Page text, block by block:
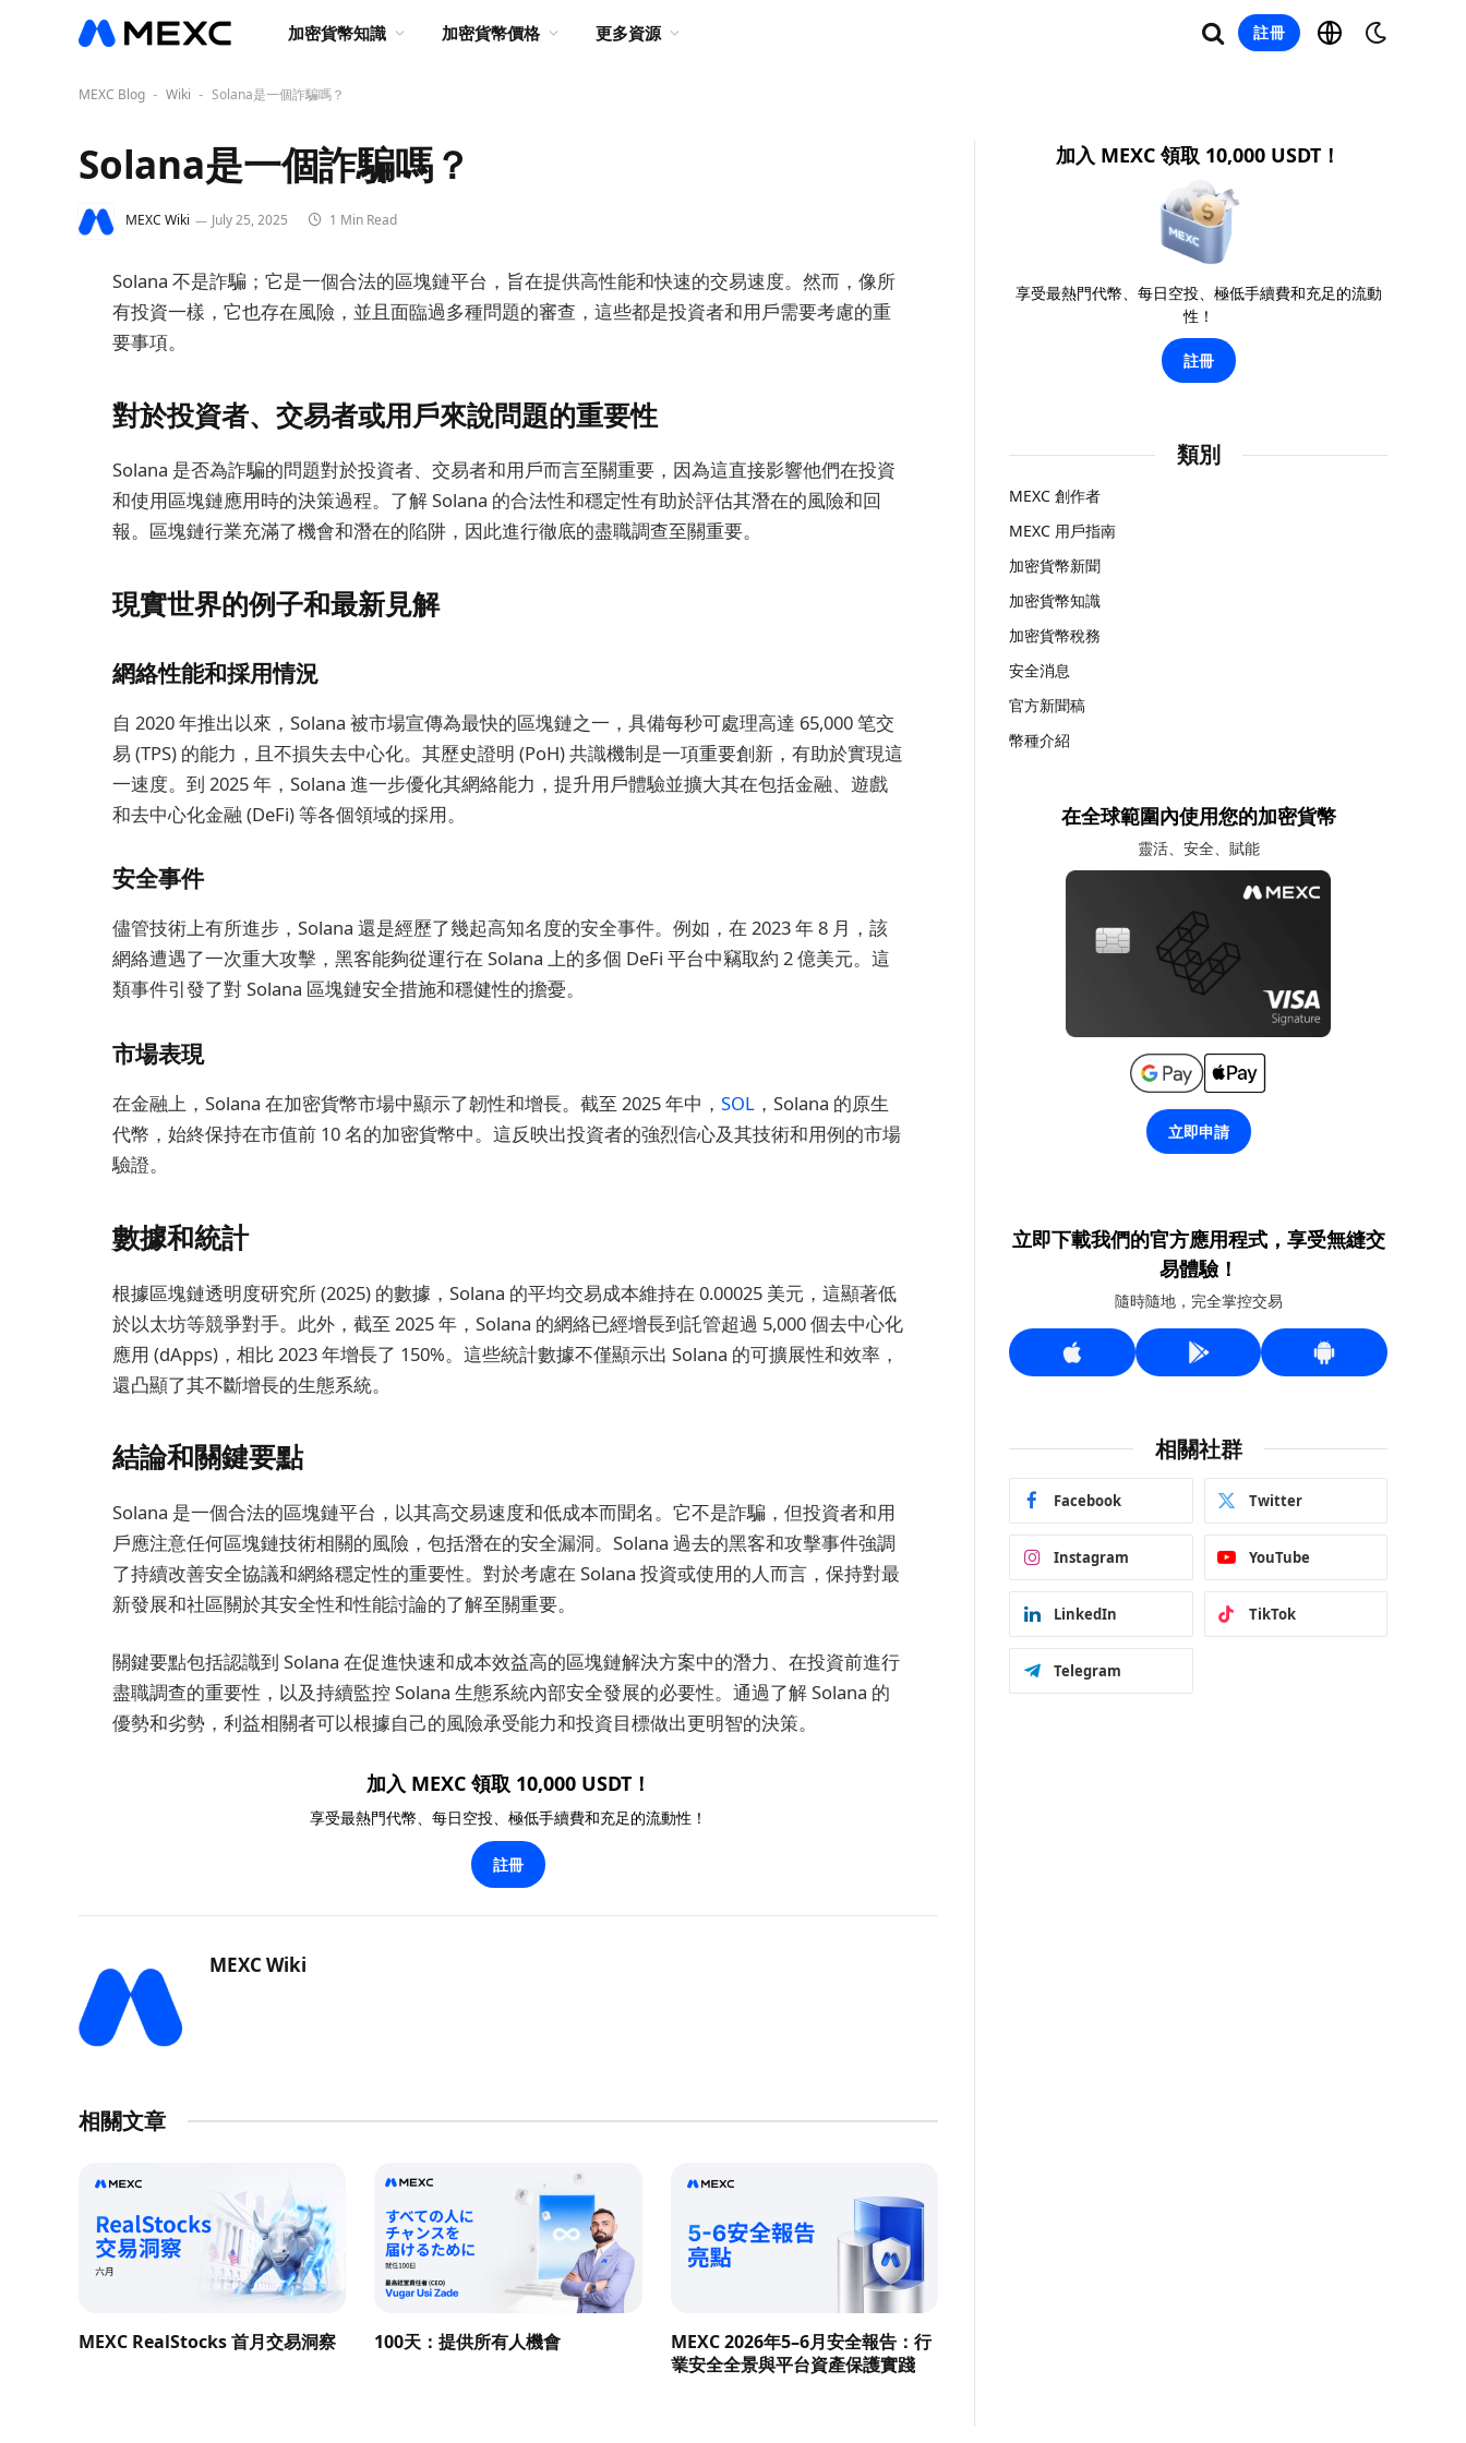
加密貨幣知識 加密貨幣價格 更多資源 註冊
MEXC Blog - Wiki - Solana是一個詐騙嗎？
Solana是一個詐騙嗎？
MEXC Wiki July 25, 2025 1 Min Read
Solana 不是詐騙；它是一個合法的區塊鏈平台，旨在提供高性能和快速的交易速度。然而，像所
有投資一樣，它也存在風險，並且面臨過多種問題的審查，這些都是投資者和用戶需要考慮的重
要事項。
對於投資者、交易者或用戶來說問題的重要性
Solana 是否為詐騙的問題對於投資者、交易者和用戶而言至關重要，因為這直接影響他們在投資
和使用區塊鏈應用時的決策過程。了解 Solana 的合法性和穩定性有助於評估其潛在的風險和回
報。區塊鏈行業充滿了機會和潛在的陷阱，因此進行徹底的盡職調查至關重要。
現實世界的例子和最新見解
網絡性能和採用情況
自 2020 年推出以來，Solana 被市場宣傳為最快的區塊鏈之一，具備每秒可處理高達 65,000 笔交
易 (TPS) 的能力，且不損失去中心化。其歷史證明 (PoH) 共識機制是一項重要創新，有助於實現這
一速度。到 2025 年，Solana 進一步優化其網絡能力，提升用戶體驗並擴大其在包括金融、遊戲
和去中心化金融 (DeFi) 等各個領域的採用。
安全事件
儘管技術上有所進步，Solana 還是經歷了幾起高知名度的安全事件。例如，在 2023 年 8 月，該
網絡遭遇了一次重大攻擊，黑客能夠從運行在 Solana 上的多個 DeFi 平台中竊取約 2 億美元。這
類事件引發了對 Solana 區塊鏈安全措施和穩健性的擔憂。
市場表現
在金融上，Solana 在加密貨幣市場中顯示了韌性和增長。截至 2025 年中， SOL ，Solana 的原生
代幣，始終保持在市值前 10 名的加密貨幣中。這反映出投資者的強烈信心及其技術和用例的市場
驗證。
數據和統計
根據區塊鏈透明度研究所 (2025) 的數據，Solana 的平均交易成本維持在 0.00025 美元，這顯著低
於以太坊等競爭對手。此外，截至 2025 年，Solana 的網絡已經增長到託管超過 5,000 個去中心化
應用 (dApps)，相比 2023 年增長了 150%。這些統計數據不僅顯示出 Solana 的可擴展性和效率，
還凸顯了其不斷增長的生態系統。
結論和關鍵要點
Solana 是一個合法的區塊鏈平台，以其高交易速度和低成本而聞名。它不是詐騙，但投資者和用
戶應注意任何區塊鏈技術相關的風險，包括潛在的安全漏洞。Solana 過去的黑客和攻擊事件強調
了持續改善安全協議和網絡穩定性的重要性。對於考慮在 Solana 投資或使用的人而言，保持對最
新發展和社區關於其安全性和性能討論的了解至關重要。
關鍵要點包括認識到 Solana 在促進快速和成本效益高的區塊鏈解決方案中的潛力、在投資前進行
盡職調查的重要性，以及持續監控 Solana 生態系統內部安全發展的必要性。通過了解 Solana 的
優勢和劣勢，利益相關者可以根據自己的風險承受能力和投資目標做出更明智的決策。
加入 MEXC 領取 10,000 USDT！
享受最熱門代幣、每日空投、極低手續費和充足的流動性！
註冊
MEXC Wiki
相關文章
MEXC RealStocks 首月交易洞察 100天：提供所有人機會
MEXC 2026年5–6月安全報告：行
業安全全景與平台資產保護實踐
加入 MEXC 領取 10,000 USDT！
享受最熱門代幣、每日空投、極低手續費和充足的流動
性！
註冊
類別
MEXC 創作者
MEXC 用戶指南
加密貨幣新聞
加密貨幣知識
加密貨幣稅務
安全消息
官方新聞稿
幣種介紹
在全球範圍內使用您的加密貨幣
靈活、安全、賦能
立即申請
立即下載我們的官方應用程式，享受無縫交
易體驗！
隨時隨地，完全掌控交易
相關社群
Facebook Twitter
Instagram YouTube
LinkedIn TikTok
Telegram